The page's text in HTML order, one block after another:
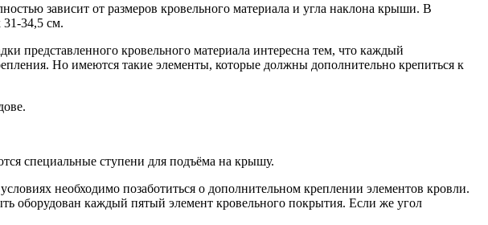
зависит от размеров кровельного материала и угла наклона крыши. В
31-34,5 см.
представленного кровельного материала интересна тем, что каждый
Но имеются такие элементы, которые должны дополнительно крепиться к
специальные ступени для подъёма на крышу.
необходимо позаботиться о дополнительном креплении элементов кровли.
оборудован каждый пятый элемент кровельного покрытия. Если же угол